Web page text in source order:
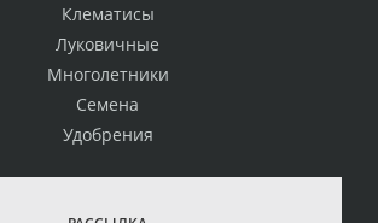
Клематисы
Луковичные
Многолетники
Семена
Удобрения